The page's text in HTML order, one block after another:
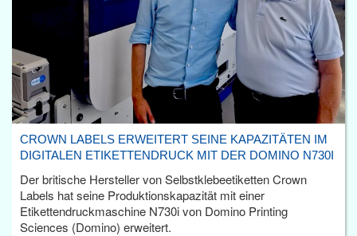
CROWN LABELS ERWEITERT SEINE KAPAZITÄTEN IM
DIGITALEN ETIKETTENDRUCK MIT DER DOMINO N730I
Der britische Hersteller von Selbstklebeetiketten Crown
Labels hat seine Produktionskapazität mit einer
Etikettendruckmaschine N730i von Domino Printing
Sciences (Domino) erweitert.